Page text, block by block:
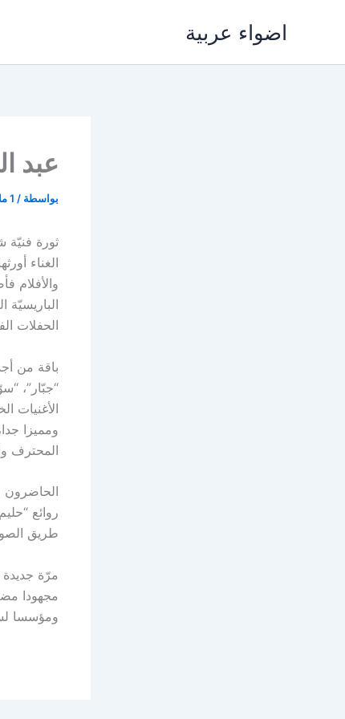
اضواء عربية
عبد
بواسطة / 1 مايو، 2018
ثورة
الغناء
والأفلام
الحفلات
باقة من
“جبّار”،
الأغنيات
ومميزا
المحترف
روائع
طريق
مجهودا
ومؤسسا